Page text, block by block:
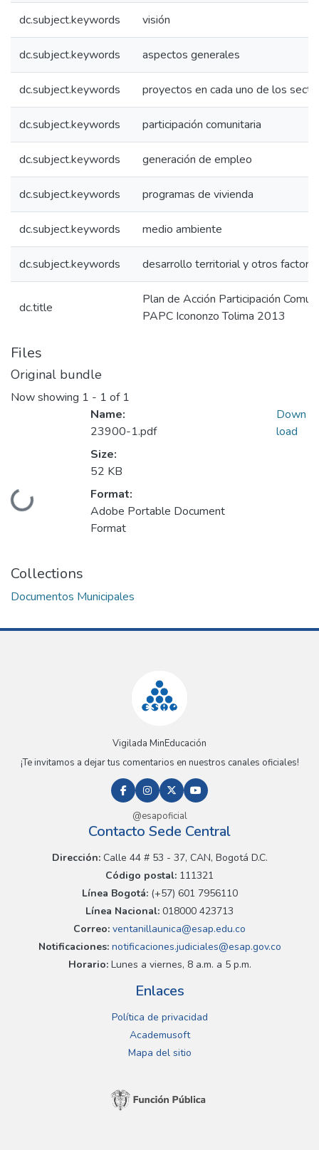
dc.subject.keywords visión
dc.subject.keywords aspectos generales
dc.subject.keywords proyectos en cada uno de los
dc.subject.keywords participación comunitaria
dc.subject.keywords generación de empleo
dc.subject.keywords programas de vivienda
dc.subject.keywords medio ambiente
dc.subject.keywords desarrollo territorial y otros
dc.title
Plan de Acción Participación
PAPC Icononzo Tolima 2013
Files
Original bundle
Now showing 1 - 1 of 1
Loading...
Name:
23900-1.pdf
Size:
52 KB
Format:
Adobe Portable Document
Format
Down
load
Collections
Documentos Municipales
Vigilada MinEducación
¡Te invitamos a dejar tus comentarios en nuestros canales oficiales!
@esapoficial
Contacto Sede Central
Dirección:Calle 44 # 53 - 37, CAN, Bogotá D.C.
Código postal: 111321
Línea Bogotá:(+57) 601 7956110
Línea Nacional: 018000 423713
Correo: ventanillaunica@esap.edu.co
Notificaciones:notificaciones.judiciales@esap.gov.co
Horario:Lunes a viernes, 8 a.m. a 5 p.m.
Enlaces
Política de privacidad
Academusoft
Mapa del sitio